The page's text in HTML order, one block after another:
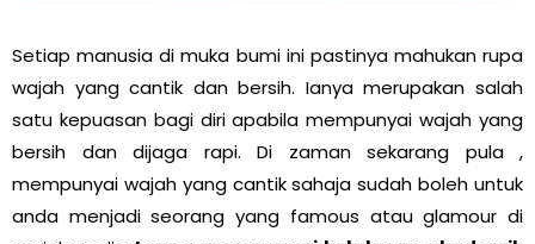
Setiap manusia di muka bumi ini pastinya mahukan rupa
wajah yang cantik dan bersih. Ianya merupakan salah
satu kepuasan bagi diri apabila mempunyai wajah yang
bersih dan dijaga rapi. Di zaman sekarang pula ,
mempunyai wajah yang cantik sahaja sudah boleh untuk
anda menjadi seorang yang famous atau glamour di